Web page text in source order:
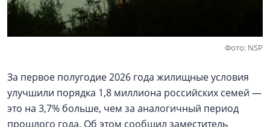
Фото: NSP
За первое полугодие 2026 года жилищные условия
улучшили порядка 1,8 миллиона российских семей —
это на 3,7% больше, чем за аналогичный период
прошлого года. Об этом сообщил заместитель